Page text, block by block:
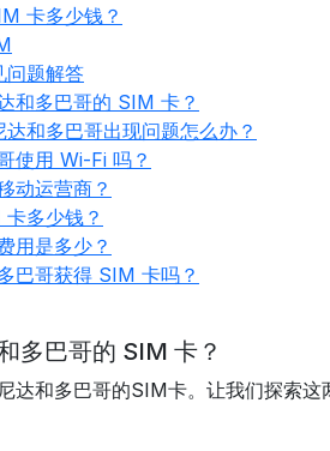
卡多少钱？
问题解答
和多巴哥的 SIM 卡？
和多巴哥出现问题怎么办？
使用 Wi-Fi 吗？
动运营商？
多少钱？
用是多少？
巴哥获得 SIM 卡吗？
多巴哥的 SIM 卡？
达和多巴哥的SIM卡。让我们探索